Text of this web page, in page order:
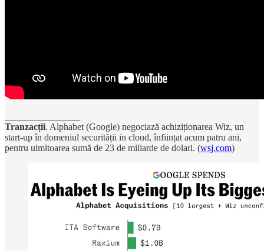
Tranzacții. Alphabet (Google) negociază achiziționarea Wiz, un
start-up în domeniul securității in cloud, înființat acum patru ani,
pentru uimitoarea sumă de 23 de miliarde de dolari. (wsj.com)